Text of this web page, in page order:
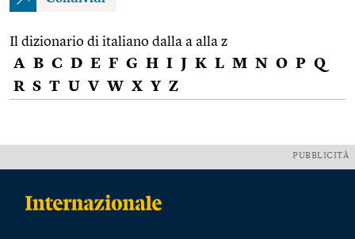
Il dizionario di italiano dalla a alla z
A B C D E F G H I J K L M N O P Q
R S T U V W X Y Z
PUBBLICITÀ